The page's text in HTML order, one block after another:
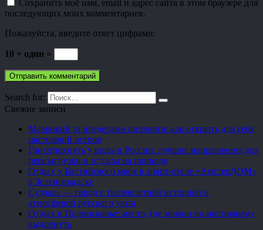
Сохранить моё имя, email и адрес сайта в этом браузере для
последующих моих комментариев.
Пожалуйста, введите ответ цифрами:
10 + один =
Search for:
Свежие записи
Маврикий за пределами шезлонга: как открыть для себя
настоящий остров
Где отдохнуть у воды в России: лучшие направления для
перезагрузки и отдыха на природе
Отдых у Балтийского моря в апарт-отеле «АмстерДОМ»
в Зеленоградске
Суздаль — город с тысячелетней историей и
атмосферой русского уюта
Отдых в Подмосковье: место, где можно по-настоящему
выдохнуть